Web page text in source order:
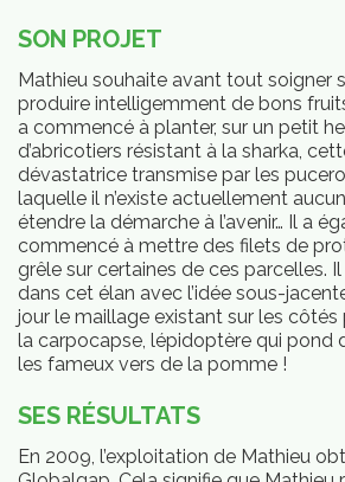
SON PROJET
Mathieu souhaite avant tout soigner
produire intelligemment de bons
a commencé à planter, sur un petit
d’abricotiers résistant à la sharka,
dévastatrice transmise par les
laquelle il n’existe actuellement
étendre la démarche à l’avenir… Il a
commencé à mettre des filets de
grêle sur certaines de ces parcelles.
dans cet élan avec l’idée sous-
jour le maillage existant sur les
la carpocapse, lépidoptère qui pond
les fameux vers de la pomme !
SES RÉSULTATS
En 2009, l’exploitation de Mathieu